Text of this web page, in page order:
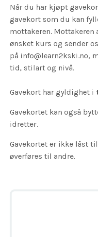
Når du har kjøpt
gavekort som du kan
mottakeren. Mottakeren
ønsket kurs og sender
på info@learn2kski.no,
tid, stilart og nivå.
Gavekort har gyldighet i
Gavekortet kan også
idretter.
Gavekortet er ikke låst
øverføres til andre.